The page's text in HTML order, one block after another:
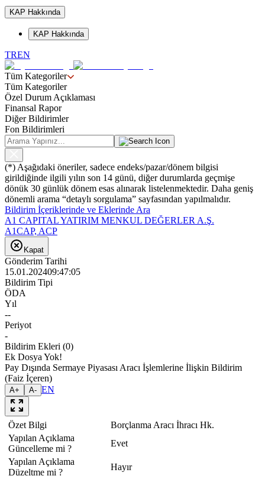
KAP Hakkında
KAP Hakkında
TREN
Tüm Kategoriler
Tüm Kategoriler
Özel Durum Açıklaması
Finansal Rapor
Diğer Bildirimler
Fon Bildirimleri
(*) Aşağıdaki öneriler, sadece endeks/pazar/dönem bilgisi
girildiğinde ilgili yılın son 14 günü, diğer durumlarda geçmişe
dönük 30 günlük dönem esas alınarak listelenmektedir. Daha geniş
dönemli arama “detaylı sorgulama” sayfasından yapılmalıdır.
Bildirim İçeriklerinde ve Eklerinde Ara
A1 CAPITAL YATIRIM MENKUL DEĞERLER A.Ş.
A1CAP, ACP
Kapat
Gönderim Tarihi
15.01.202409:47:05
Bildirim Tipi
ÖDA
Yıl
--
Periyot
-
Bildirim Ekleri (0)
Ek Dosya Yok!
Pay Dışında Sermaye Piyasası Aracı İşlemlerine İlişkin Bildirim
(Faiz İçeren)
A+ A- EN
Özet Bilgi
Borçlanma Aracı İhracı Hk.
Yapılan Açıklama
Güncelleme mi ?
Evet
Yapılan Açıklama
Düzeltme mi ?
Hayır